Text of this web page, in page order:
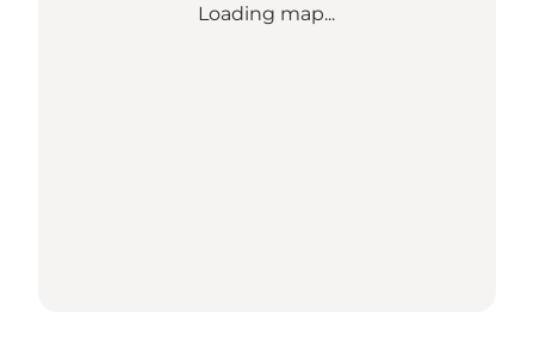
Loading map...